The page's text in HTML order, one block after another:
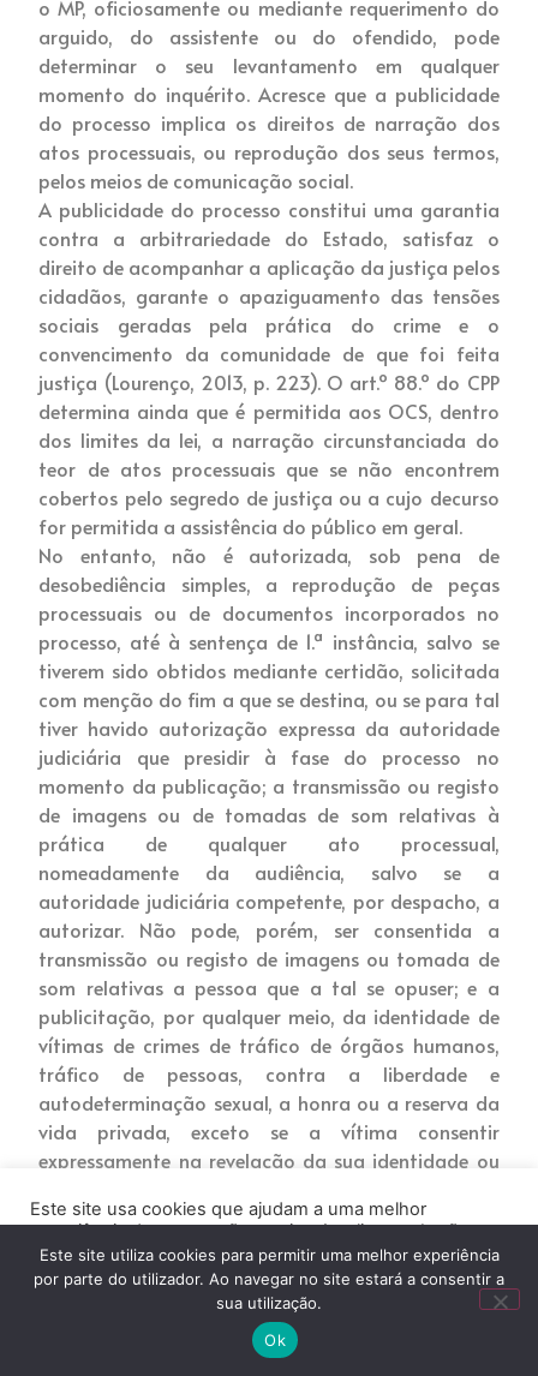
o MP, oficiosamente ou mediante requerimento do
arguido, do assistente ou do ofendido, pode
determinar o seu levantamento em qualquer
momento do inquérito. Acresce que a publicidade
do processo implica os direitos de narração dos
atos processuais, ou reprodução dos seus termos,
pelos meios de comunicação social.
A publicidade do processo constitui uma garantia
contra a arbitrariedade do Estado, satisfaz o
direito de acompanhar a aplicação da justiça pelos
cidadãos, garante o apaziguamento das tensões
sociais geradas pela prática do crime e o
convencimento da comunidade de que foi feita
justiça (Lourenço, 2013, p. 223). O art.º 88.º do CPP
determina ainda que é permitida aos OCS, dentro
dos limites da lei, a narração circunstanciada do
teor de atos processuais que se não encontrem
cobertos pelo segredo de justiça ou a cujo decurso
for permitida a assistência do público em geral.
No entanto, não é autorizada, sob pena de
desobediência simples, a reprodução de peças
processuais ou de documentos incorporados no
processo, até à sentença de 1.ª instância, salvo se
tiverem sido obtidos mediante certidão, solicitada
com menção do fim a que se destina, ou se para tal
tiver havido autorização expressa da autoridade
judiciária que presidir à fase do processo no
momento da publicação; a transmissão ou registo
de imagens ou de tomadas de som relativas à
prática de qualquer ato processual,
nomeadamente da audiência, salvo se a
autoridade judiciária competente, por despacho, a
autorizar. Não pode, porém, ser consentida a
transmissão ou registo de imagens ou tomada de
som relativas a pessoa que a tal se opuser; e a
publicitação, por qualquer meio, da identidade de
vítimas de crimes de tráfico de órgãos humanos,
tráfico de pessoas, contra a liberdade e
autodeterminação sexual, a honra ou a reserva da
vida privada, exceto se a vítima consentir
expressamente na revelação da sua identidade ou
Até à decisão sobre a publicidade da audiência
não é ainda legítima a narração de atos
processuais anteriores àquela quando o juiz a tiver
proibido com fundamento nos factos ou
circunstâncias referidas anteriormente. E não é
permitida a publicação, por qualquer meio, de
Este site usa cookies que ajudam a uma melhor
experiência de navegação no site. Ao clicar no botão
“Aceitar” ou continuar a visualizar o nosso site, você
concorda com o uso de cookies no nosso site.
Este site utiliza cookies para permitir uma melhor experiência
por parte do utilizador. Ao navegar no site estará a consentir a
sua utilização.
Ok